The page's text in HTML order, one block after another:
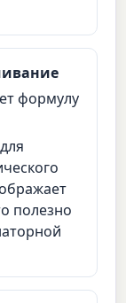
формулу
для
полезно